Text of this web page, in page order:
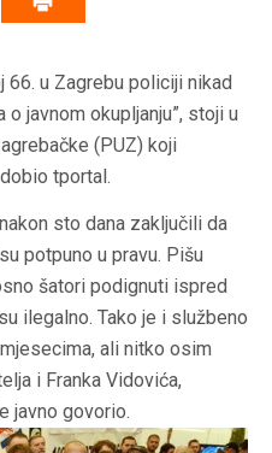
66. u Zagrebu policiji nikad
javnom okupljanju”, stoji u
(PUZ) koji
tportal.
sto dana zaključili da
potpuno u pravu. Pišu
šatori podignuti ispred
ilegalno. Tako je i službeno
ali nitko osim
i Franka Vidovića,
javno govorio.